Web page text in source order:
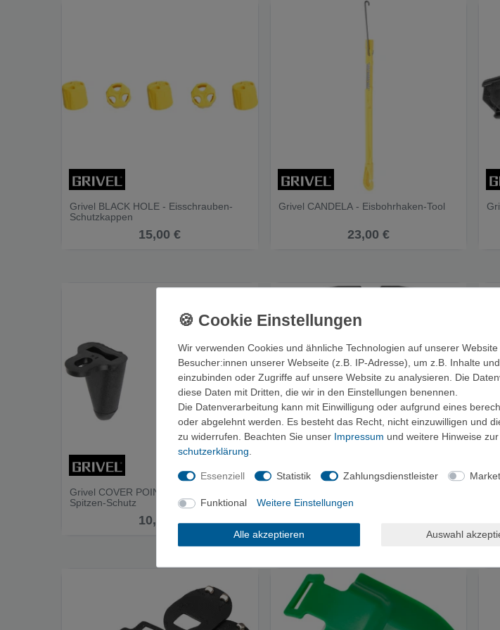
Grivel BLACK HOLE - Eisschrauben-
Schutzkappen
15,00 €
Grivel CANDELA - Eisbohrhaken-Tool
23,00 €
Grivel COVER POINT PROTECTOR -
Spitzen-Schutz
10,00 €
Aluminium - Zubehoer
ab 20,00 €
Wir verwenden Cookies und ähnliche Technologien auf unserer
Besucher:innen unserer Webseite (z.B. IP-Adresse), um z.B. Inhalte
einzubinden oder Zugriffe auf unsere Website zu analysieren. Die
diese Daten mit Dritten, die wir in den Einstellungen benennen.
Die Datenverarbeitung kann mit Einwilligung oder aufgrund eines
oder abgelehnt werden. Es besteht das Recht, nicht einzuwilligen und
zu widerrufen. Beachten Sie unser Impressum und weitere Hinweise
schutz­erklärung
Essenziell Statistik Zahlungsdienstleister
Funktional Weitere Einstellungen
Alle akzeptieren Auswahl